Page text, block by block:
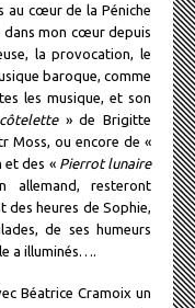
au cœur de la Péniche
dans mon cœur depuis
la provocation, le
baroque, comme
les musique, et son
» de Brigitte
Moss, ou encore de «
et des « Pierrot lunaire
allemand, resteront
des heures de Sophie,
de ses humeurs
a illuminés….
Béatrice Cramoix un